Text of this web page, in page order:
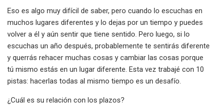
Eso es algo muy difícil de saber, pero cuando lo escuchas en
muchos lugares diferentes y lo dejas por un tiempo y puedes
volver a él y aún sentir que tiene sentido. Pero luego, si lo
escuchas un año después, probablemente te sentirás diferente
y querrás rehacer muchas cosas y cambiar las cosas porque
tú mismo estás en un lugar diferente. Esta vez trabajé con 10
pistas: hacerlas todas al mismo tiempo es un desafío.
¿Cuál es su relación con los plazos?